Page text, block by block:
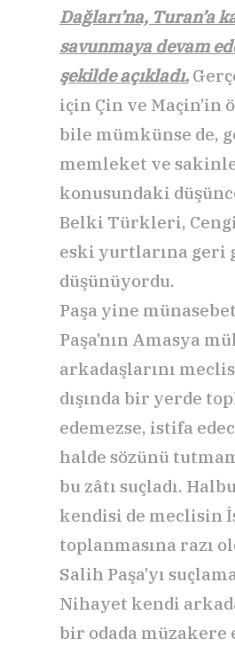
Dağları’na, Turan’a
savunmaya devam
şekilde açıkladı.
için Çin ve
bile mümkünse de,
memleket ve
konusundaki
Belki Türkleri,
eski yurtlarına geri
düşünüyordu.
Paşa yine
Paşa’nın Amasya
arkadaşlarını
dışında bir yerde
edemezse, istifa
halde sözünü
bu zâtı suçladı.
kendisi de meclisin
toplanmasına razı
Salih Paşa’yı
Nihayet kendi
bir odada müzakere